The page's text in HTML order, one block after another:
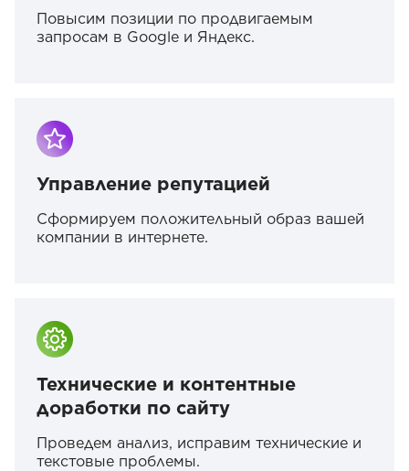
Повысим позиции по продвигаемым
запросам в Google и Яндекс.
Управление репутацией
Сформируем положительный образ вашей
компании в интернете.
Технические и контентные
доработки по сайту
Проведем анализ, исправим технические и
текстовые проблемы.